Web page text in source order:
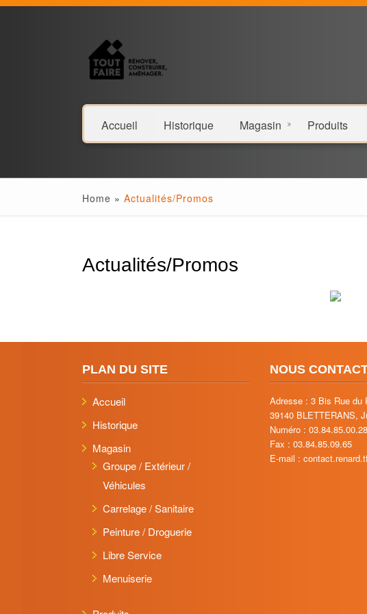
Accueil Historique Magasin Produits
Home » Actualités/Promos
Actualités/Promos
PLAN DU SITE
Accueil
Historique
Magasin
Groupe / Extérieur /
Véhicules
Carrelage / Sanitaire
Peinture / Droguerie
Libre Service
Menuiserie
NOUS
Adresse : 3 Bis Rue du
39140 BLETTERANS,
Numéro : 03.84.85.00.28
Fax : 03.84.85.09.65
E-mail :